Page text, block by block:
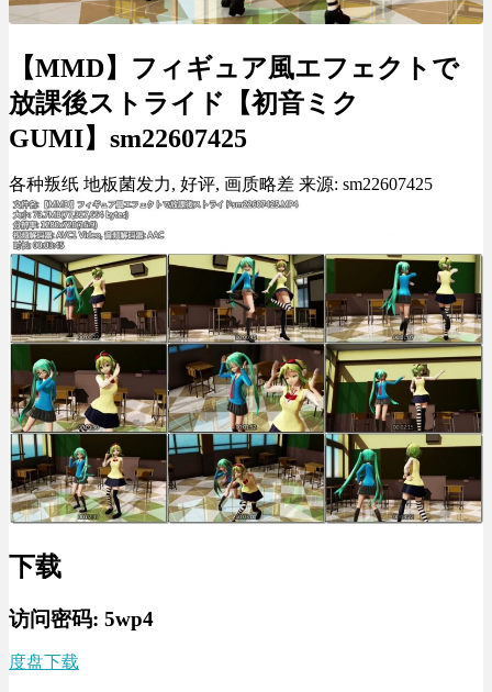
【MMD】フィギュア風エフェクトで
放課後ストライド【初音ミク
GUMI】sm22607425
各种叛纸 地板菌发力, 好评, 画质略差 来源: sm22607425
下载
访问密码: 5wp4
度盘下载